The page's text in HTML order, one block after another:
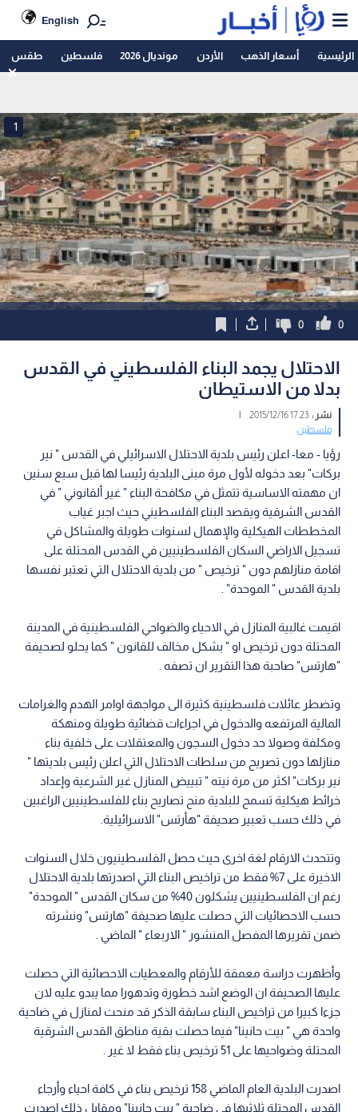
English
الرئيسية أسعار الذهب الأردن مونديال 2026 فلسطين طقس
1
0
0
الاحتلال يجمد البناء الفلسطيني في القدس
بدلا من الاستيطان
نشر :17:23 2015/12/16
|
فلسطين
رؤيا - معا- اعلن رئيس بلدية الاحتلال الاسرائيلي في القدس " نير
بركات" بعد دخوله لأول مرة مبنى البلدية رئيسا لها قبل سبع سنين
ان مهمته الاساسية تتمثل في مكافحة البناء " غير ألقانوني " في
القدس الشرقية ويقصد البناء الفلسطيني حيث اجبر غياب
المخططات الهيكلية والإهمال لسنوات طويلة والمشاكل في
تسجيل الاراضي السكان الفلسطينيين في القدس المحتلة على
اقامة منازلهم دون " ترخيص " من بلدية الاحتلال التي تعتبر نفسها
بلدية القدس " الموحدة" .
اقيمت غالبية المنازل في الاحياء والضواحي الفلسطينية في المدينة
المحتلة دون ترخيص او " بشكل مخالف للقانون " كما يحلو لصحيفة
"هارتس" صاحبة هذا التقرير ان تصفه .
وتضطر عائلات فلسطينية كثيرة الى مواجهة اوامر الهدم والغرامات
المالية المرتفعه والدخول في اجراءات قضائية طويلة ومنهكة
ومكلفة وصولا حد دخول السجون والمعتقلات على خلفية بناء
منازلها دون تصريح من سلطات الاحتلال التي اعلن رئيس بلديتها "
نير بركات" اكثر من مرة نيته " تبييض المنازل غير الشرعية وإعداد
خرائط هيكلية تسمح للبلدية منح تصاريح بناء للفلسطينيين الراغبين
في ذلك حسب تعبير صحيفة "هأرتس" الاسرائيلية.
وتتحدث الارقام لغة اخرى حيث حصل الفلسطينيون خلال السنوات
الاخيرة على 7% فقط من تراخيص البناء التي اصدرتها بلدية الاحتلال
رغم ان الفلسطينيين يشكلون 40% من سكان القدس " الموحدة"
حسب الاحصائيات التي حصلت عليها صحيفة "هارتس" ونشرته
ضمن تقريرها المفصل المنشور " الاربعاء " الماضي .
وأظهرت دراسة معمقة للأرقام والمعطيات الاحصائية التي حصلت
عليها الصحيفة ان الوضع اشد خطورة وتدهورا مما يبدو عليه لان
جزءا كبيرا من تراخيص البناء سابقة الذكر قد منحت لمنازل في ضاحية
واحدة هي " بيت حانينا" فيما حصلت بقية مناطق القدس الشرقية
المحتلة وضواحيها على 51 ترخيص بناء فقط لا غير .
اصدرت البلدية العام الماضي 158 ترخيص بناء في كافة احياء وأرجاء
القدس المحتلة ثلاثيها في ضاحية " بيت حانينا" ومقابل ذلك اصدرت